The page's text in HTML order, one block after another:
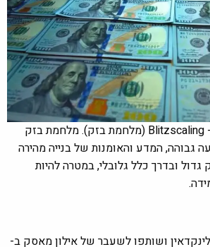
העלייה והנפילה של ה- Blitzscaling (מלחמת בזק). מלחמת בזק
גבוהה, המדע והאומנות של בנייה מהירה
ובדרך כלל גלובלי, במטרה להיות
ושותפו לשעבר של אילון מאסק ב-